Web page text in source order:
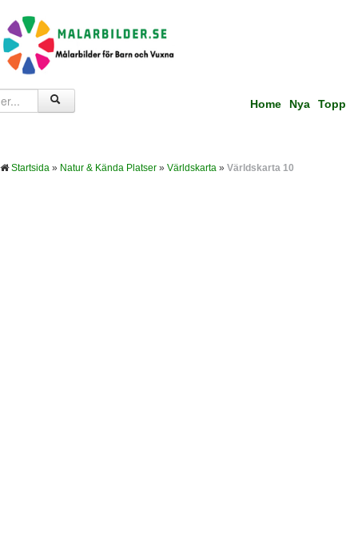
Home Nya Topp
Startsida » Natur & Kända Platser » Världskarta » Världskarta 10